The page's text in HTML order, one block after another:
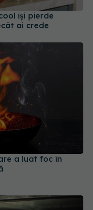
își pierde
ai crede
a luat foc în